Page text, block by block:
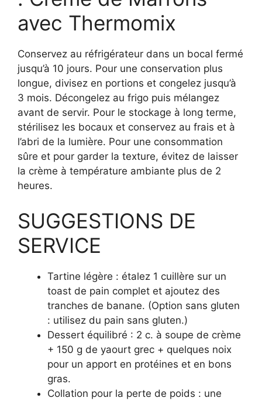
avec Thermomix
Conservez au réfrigérateur dans un bocal fermé
jusqu’à 10 jours. Pour une conservation plus
longue, divisez en portions et congelez jusqu’à
3 mois. Décongelez au frigo puis mélangez
avant de servir. Pour le stockage à long terme,
stérilisez les bocaux et conservez au frais et à
l’abri de la lumière. Pour une consommation
sûre et pour garder la texture, évitez de laisser
la crème à température ambiante plus de 2
heures.
SUGGESTIONS DE
SERVICE
Tartine légère : étalez 1 cuillère sur un
toast de pain complet et ajoutez des
tranches de banane. (Option sans gluten
: utilisez du pain sans gluten.)
Dessert équilibré : 2 c. à soupe de crème
+ 150 g de yaourt grec + quelques noix
pour un apport en protéines et en bons
gras.
Collation pour la perte de poids : une